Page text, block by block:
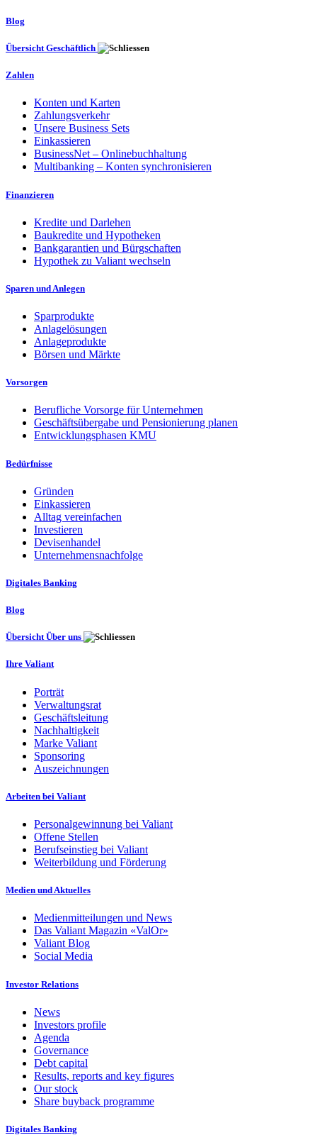
Blog
Übersicht Geschäftlich
Zahlen
Konten und Karten
Zahlungsverkehr
Unsere Business Sets
Einkassieren
BusinessNet – Onlinebuchhaltung
Multibanking – Konten synchronisieren
Finanzieren
Kredite und Darlehen
Baukredite und Hypotheken
Bankgarantien und Bürgschaften
Hypothek zu Valiant wechseln
Sparen und Anlegen
Sparprodukte
Anlagelösungen
Anlageprodukte
Börsen und Märkte
Vorsorgen
Berufliche Vorsorge für Unternehmen
Geschäftsübergabe und Pensionierung planen
Entwicklungsphasen KMU
Bedürfnisse
Gründen
Einkassieren
Alltag vereinfachen
Investieren
Devisenhandel
Unternehmensnachfolge
Digitales Banking
Blog
Übersicht Über uns
Ihre Valiant
Porträt
Verwaltungsrat
Geschäftsleitung
Nachhaltigkeit
Marke Valiant
Sponsoring
Auszeichnungen
Arbeiten bei Valiant
Personalgewinnung bei Valiant
Offene Stellen
Berufseinstieg bei Valiant
Weiterbildung und Förderung
Medien und Aktuelles
Medienmitteilungen und News
Das Valiant Magazin «ValOr»
Valiant Blog
Social Media
Investor Relations
News
Investors profile
Agenda
Governance
Debt capital
Results, reports and key figures
Our stock
Share buyback programme
Digitales Banking